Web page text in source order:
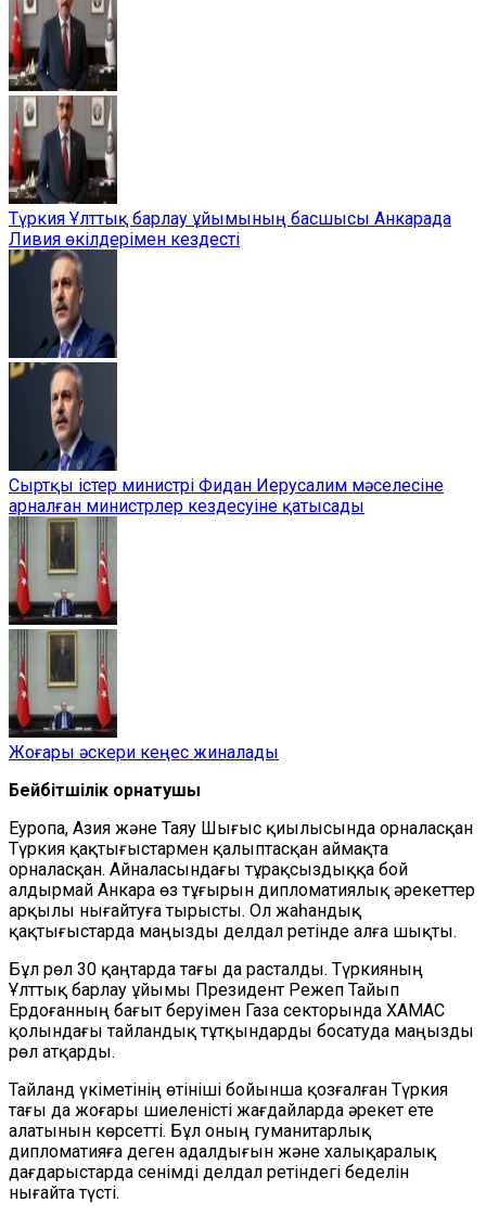
Түркия Ұлттық барлау ұйымының басшысы Анкарада
Ливия өкілдерімен кездесті
Сыртқы істер министрі Фидан Иерусалим мәселесіне
арналған министрлер кездесуіне қатысады
Жоғары әскери кеңес жиналады
Бейбітшілік орнатушы
Еуропа, Азия және Таяу Шығыс қиылысында орналасқан
Түркия қақтығыстармен қалыптасқан аймақта
орналасқан. Айналасындағы тұрақсыздыққа бой
алдырмай Анкара өз тұғырын дипломатиялық әрекеттер
арқылы нығайтуға тырысты. Ол жаһандық
қақтығыстарда маңызды делдал ретінде алға шықты.
Бұл рөл 30 қаңтарда тағы да расталды. Түркияның
Ұлттық барлау ұйымы Президент Режеп Тайып
Ердоғанның бағыт беруімен Газа секторында ХАМАС
қолындағы тайландық тұтқындарды босатуда маңызды
рөл атқарды.
Тайланд үкіметінің өтініші бойынша қозғалған Түркия
тағы да жоғары шиеленісті жағдайларда әрекет ете
алатынын көрсетті. Бұл оның гуманитарлық
дипломатияға деген адалдығын және халықаралық
дағдарыстарда сенімді делдал ретіндегі беделін
нығайта түсті.